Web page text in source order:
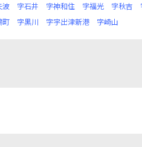
波 字石井 字神和住 字福光 字秋吉
町 字黒川 字宇出津新港 字崎山